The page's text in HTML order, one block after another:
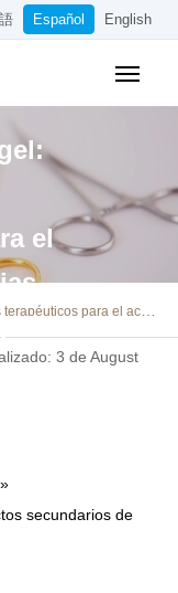
Español English
el
con Differin y guía de uso correcto
3 de August
secundarios de